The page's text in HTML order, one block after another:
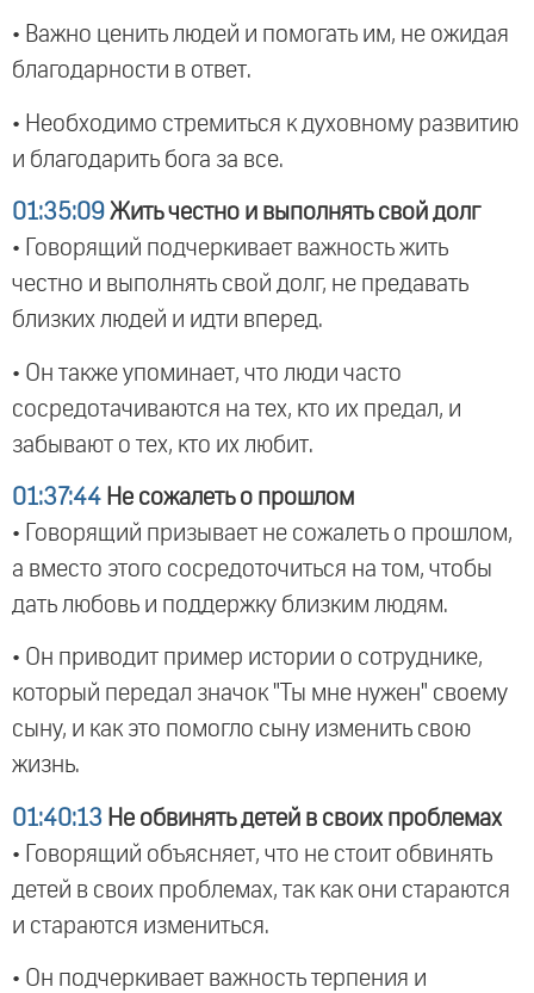
• Важно ценить людей и помогать им, не ожидая
благодарности в ответ.
• Необходимо стремиться к духовному развитию
и благодарить бога за все.
01:35:09 Жить честно и выполнять свой долг
• Говорящий подчеркивает важность жить
честно и выполнять свой долг, не предавать
близких людей и идти вперед.
• Он также упоминает, что люди часто
сосредотачиваются на тех, кто их предал, и
забывают о тех, кто их любит.
01:37:44 Не сожалеть о прошлом
• Говорящий призывает не сожалеть о прошлом,
а вместо этого сосредоточиться на том, чтобы
дать любовь и поддержку близким людям.
• Он приводит пример истории о сотруднике,
который передал значок "Ты мне нужен" своему
сыну, и как это помогло сыну изменить свою
жизнь.
01:40:13 Не обвинять детей в своих проблемах
• Говорящий объясняет, что не стоит обвинять
детей в своих проблемах, так как они стараются
и стараются измениться.
• Он подчеркивает важность терпения и